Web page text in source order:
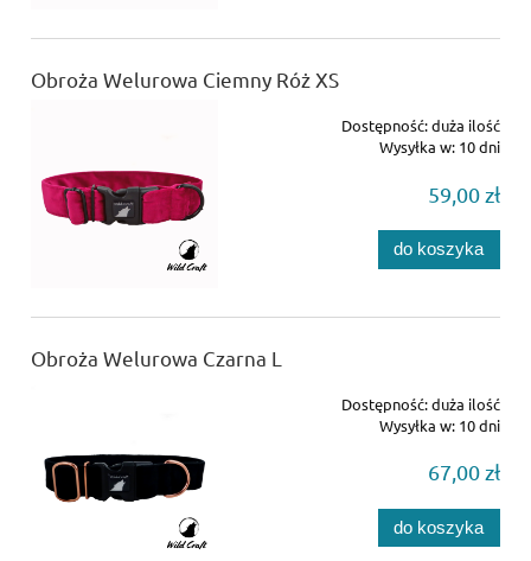
Obroża Welurowa Ciemny Róż XS
Dostępność:duża ilość
Wysyłka w: 10 dni
59,00 zł
do koszyka
Obroża Welurowa Czarna L
Dostępność:duża ilość
Wysyłka w: 10 dni
67,00 zł
do koszyka